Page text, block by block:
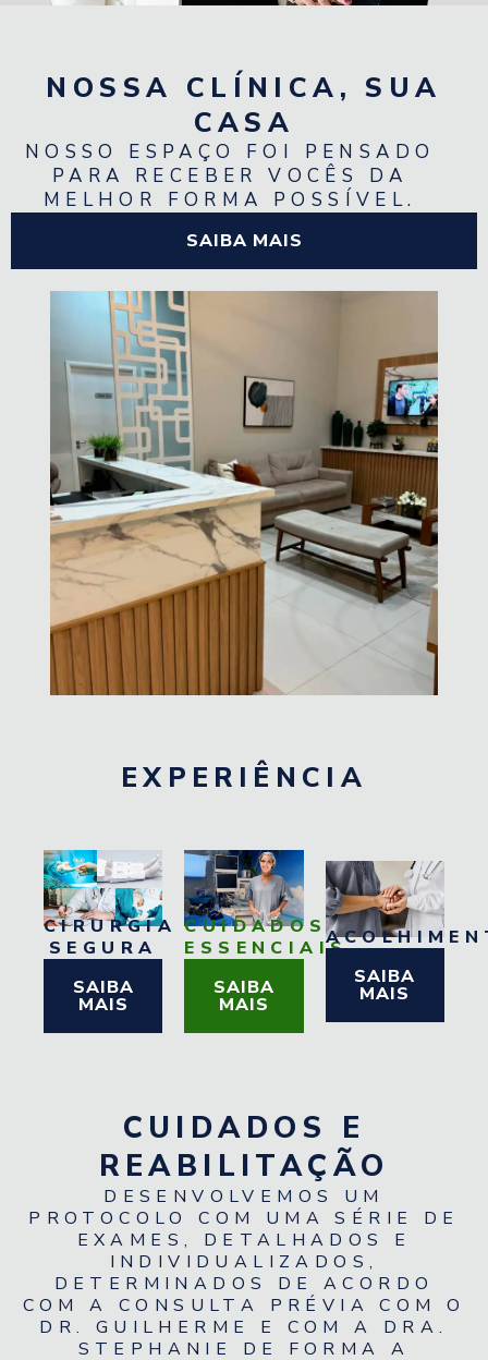
NOSSA CLÍNICA, SUA
CASA
NOSSO ESPAÇO FOI PENSADO
PARA RECEBER VOCÊS DA
MELHOR FORMA POSSÍVEL.
SAIBA MAIS
EXPERIÊNCIA
CIRURGIA
SEGURA
SAIBA
MAIS
CUIDADOS
ESSENCIAIS
SAIBA
MAIS
SAIBA
MAIS
CUIDADOS E
REABILITAÇÃO
DESENVOLVEMOS UM
PROTOCOLO COM UMA SÉRIE DE
EXAMES, DETALHADOS E
INDIVIDUALIZADOS,
DETERMINADOS DE ACORDO
COM A CONSULTA PRÉVIA COM O
DR. GUILHERME E COM A DRA.
STEPHANIE DE FORMA A